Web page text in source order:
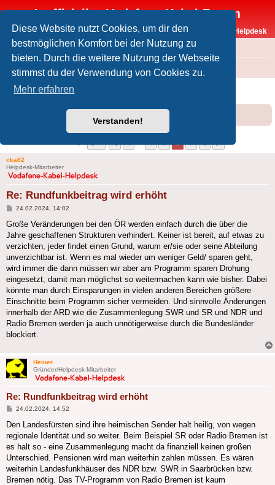
Diese Website nutzt Cookies, um dir den
bestmöglichen Komfort bei der Nutzung zu
bieten. Durch die weitere Nutzung der Webseite
stimmst du der Verwendung von Cookies zu.
Mehr erfahren
Verstanden!
Inoffizielles Vodafone-Kabel-Forum
Vodafone-Kabel-Helpdesk
FAQ
Foren-Übersicht Offtopic
Rundfunkbeitrag wird erhöht
Vorherige
1 4 5 6 7 8 Nächste
cka82
Helpdesk-Mitarbeiter
Re: Rundfunkbeitrag wird erhöht
Beitrag
24.02.2024, 14:02
Große Veränderungen bei den ÖR werden einfach durch die über die
Jahre geschaffenen Strukturen verhindert. Keiner ist bereit, auf etwas zu
verzichten, jeder findet einen Grund, warum er/sie oder seine Abteilung
unverzichtbar ist. Wenn es mal wieder um weniger Geld/ sparen geht,
wird immer die dann müssen wir aber am Programm sparen Drohung
eingesetzt, damit man möglichst so weitermachen kann wie bisher. Dabei
könnte man durch Einsparungen in vielen anderen Bereichen größere
Einschnitte beim Programm sicher vermeiden. Und sinnvolle Änderungen
innerhalb der ARD wie die Zusammenlegung SWR und SR und NDR und
Radio Bremen werden ja auch unnötigerweise durch die Bundesländer
blockiert.
Heiner
Gründer/Helpdesk-Mitarbeiter
Re: Rundfunkbeitrag wird erhöht
Beitrag
24.02.2024, 14:52
Den Landesfürsten sind ihre heimischen Sender halt heilig, von wegen
regionale Identität und so weiter. Beim Beispiel SR oder Radio Bremen ist
es halt so - eine Zusammenlegung macht da finanziell keinen großen
Unterschied. Pensionen wird man weiterhin zahlen müssen. Es wären
weiterhin Landesfunkhäuser des NDR bzw. SWR in Saarbrücken bzw.
Bremen nötig. Das TV-Programm von Radio Bremen ist kaum